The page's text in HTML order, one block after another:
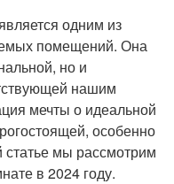
одним из
помещений. Она
но и
нашим
мечты о идеальной
особенно
статье мы рассмотрим
в 2024 году.